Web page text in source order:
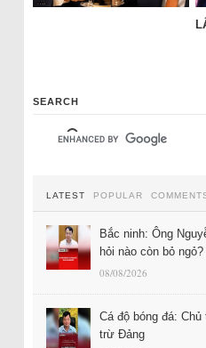
SEARCH
LATEST POPULAR
Bắc ninh: Ông
hỏi nào còn bỏ ngỏ?
08/08/2026
Cá độ bóng đá:
trừ Đảng